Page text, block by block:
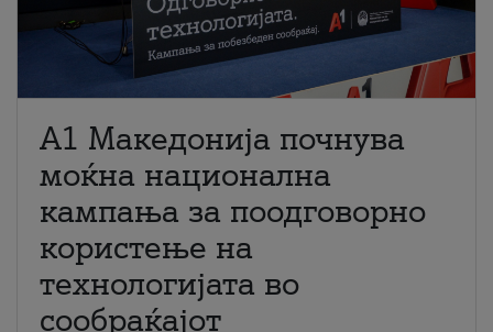
A1 Македонија почнува
моќна национална
кампања за поодговорно
користење на
технологијата во
сообраќајот